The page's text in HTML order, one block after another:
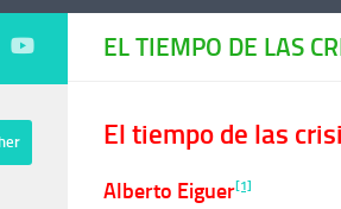
EL TIEMPO DE LAS
El tiempo de las
Alberto Eiguer[1]